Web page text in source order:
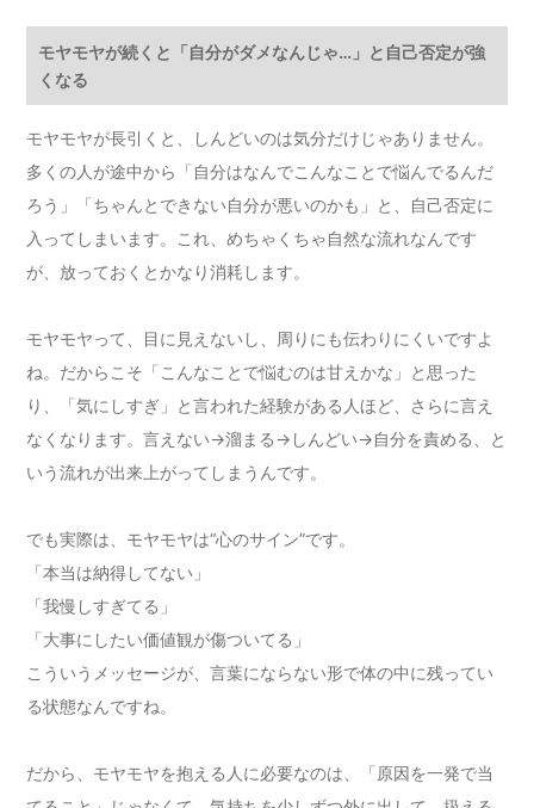
モヤモヤが続くと「自分がダメなんじゃ…」と自己否定が強
くなる
モヤモヤが長引くと、しんどいのは気分だけじゃありません。
多くの人が途中から「自分はなんでこんなことで悩んでるんだ
ろう」「ちゃんとできない自分が悪いのかも」と、自己否定に
入ってしまいます。これ、めちゃくちゃ自然な流れなんです
が、放っておくとかなり消耗します。
モヤモヤって、目に見えないし、周りにも伝わりにくいですよ
ね。だからこそ「こんなことで悩むのは甘えかな」と思った
り、「気にしすぎ」と言われた経験がある人ほど、さらに言え
なくなります。言えない→溜まる→しんどい→自分を責める、と
いう流れが出来上がってしまうんです。
でも実際は、モヤモヤは“心のサイン”です。
「本当は納得してない」
「我慢しすぎてる」
「大事にしたい価値観が傷ついてる」
こういうメッセージが、言葉にならない形で体の中に残ってい
る状態なんですね。
だから、モヤモヤを抱える人に必要なのは、「原因を一発で当